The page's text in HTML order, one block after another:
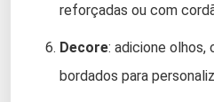
reforçadas ou com
Decore: adicione olhos,
bordados para